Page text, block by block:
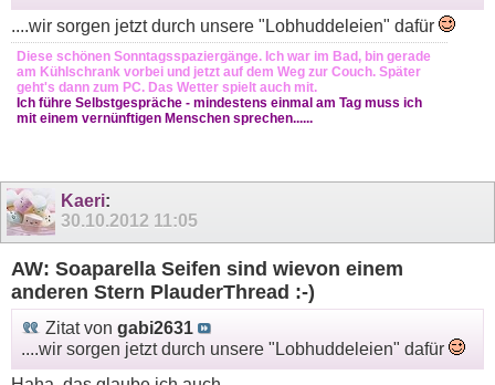
....wir sorgen jetzt durch unsere "Lobhuddeleien" dafür
Diese schönen Sonntagsspaziergänge. Ich war im Bad, bin gerade
am Kühlschrank vorbei und jetzt auf dem Weg zur Couch. Später
geht's dann zum PC. Das Wetter spielt auch mit.
Ich führe Selbstgespräche - mindestens einmal am Tag muss ich
mit einem vernünftigen Menschen sprechen......
Kaeri:
30.10.2012 11:05
AW: Soaparella Seifen sind wievon einem
anderen Stern PlauderThread :-)
Zitat von gabi2631
....wir sorgen jetzt durch unsere "Lobhuddeleien" dafür